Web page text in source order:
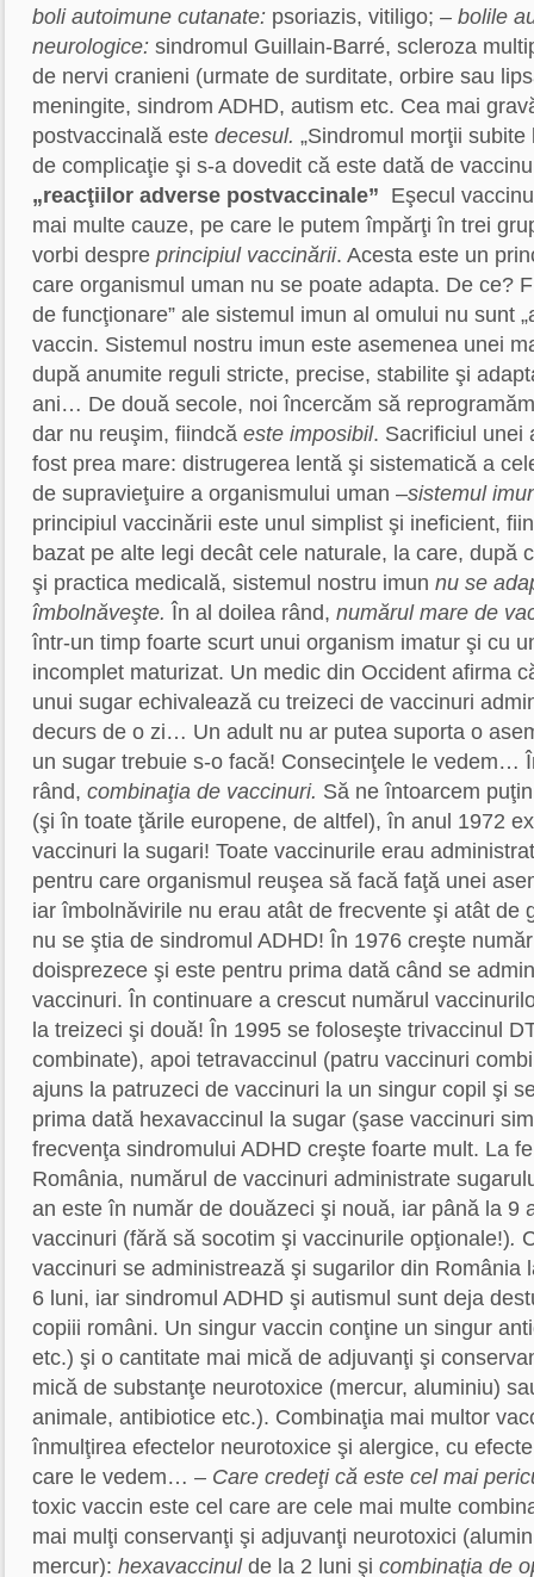
boli autoimune cutanate: psoriazis, vitiligo; – bolile
neurologice: sindromul Guillain-Barré, scleroza
de nervi cranieni (urmate de surditate, orbire sau
meningite, sindrom ADHD, autism etc. Cea mai
postvaccinală este decesul. „Sindromul morţii
de complicaţie şi s-a dovedit că este dată de
„reacţiilor adverse postvaccinale” Eşecul
mai multe cauze, pe care le putem împărţi în trei
vorbi despre principiul vaccinării. Acesta este un
care organismul uman nu se poate adapta. De ce?
de funcţionare” ale sistemul imun al omului nu sunt
vaccin. Sistemul nostru imun este asemenea unei
după anumite reguli stricte, precise, stabilite şi
ani… De două secole, noi încercăm să
dar nu reuşim, fiindcă este imposibil. Sacrificiul unei
fost prea mare: distrugerea lentă şi sistematică a
de supravieţuire a organismului uman –sistemul
principiul vaccinării este unul simplist şi ineficient,
bazat pe alte legi decât cele naturale, la care, după
şi practica medicală, sistemul nostru imun nu se
îmbolnăveşte. În al doilea rând, numărul mare de
într-un timp foarte scurt unui organism imatur şi cu
incomplet maturizat. Un medic din Occident afirma
unui sugar echivalează cu treizeci de vaccinuri
decurs de o zi… Un adult nu ar putea suporta o
un sugar trebuie s-o facă! Consecinţele le vedem…
rând, combinaţia de vaccinuri. Să ne întoarcem
(şi în toate ţările europene, de altfel), în anul 1972
vaccinuri la sugari! Toate vaccinurile erau
pentru care organismul reuşea să facă faţă unei
iar îmbolnăvirile nu erau atât de frecvente şi atât de
nu se ştia de sindromul ADHD! În 1976 creşte
doisprezece şi este pentru prima dată când se
vaccinuri. În continuare a crescut numărul
la treizeci şi două! În 1995 se foloseşte trivaccinul
combinate), apoi tetravaccinul (patru vaccinuri
ajuns la patruzeci de vaccinuri la un singur copil şi
prima dată hexavaccinul la sugar (şase vaccinuri
frecvenţa sindromului ADHD creşte foarte mult. La
România, numărul de vaccinuri administrate
an este în număr de douăzeci şi nouă, iar până la 9
vaccinuri (fără să socotim şi vaccinurile opţionale!).
vaccinuri se administrează şi sugarilor din România
6 luni, iar sindromul ADHD şi autismul sunt deja
copiii români. Un singur vaccin conţine un singur
etc.) şi o cantitate mai mică de adjuvanţi şi
mică de substanţe neurotoxice (mercur, aluminiu)
animale, antibiotice etc.). Combinaţia mai multor
înmulţirea efectelor neurotoxice şi alergice, cu
care le vedem… – Care credeţi că este cel mai
toxic vaccin este cel care are cele mai multe
mai mulţi conservanţi şi adjuvanţi neurotoxici
mercur): hexavaccinulde la 2 luni şi combinaţia de